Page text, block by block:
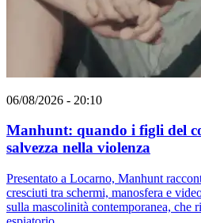
06/08/2026 - 20:10
Manhunt: quando i figli del
salvezza nella violenza
Presentato a Locarno, Manhunt
cresciuti tra schermi, manosfera e
sulla mascolinità contemporanea, che